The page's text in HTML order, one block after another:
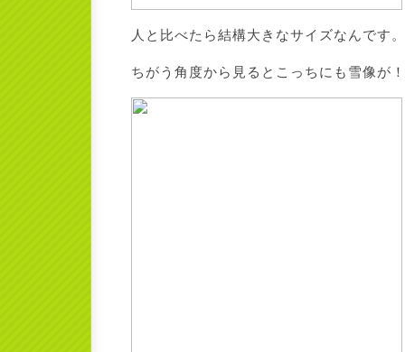
人と比べたら結構大きなサイズなんです。
ちがう角度から見るとこっちにも雪像が！